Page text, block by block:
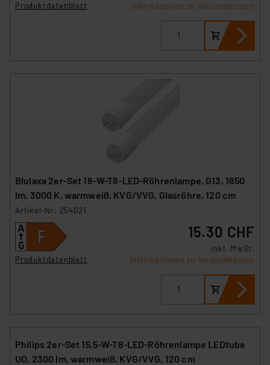
Produktdatenblatt
Informationen zu Versandkosten
Blulaxa 2er-Set 18-W-T8-LED-Röhrenlampe, G13, 1850
lm, 3000 K, warmweiß, KVG/VVG, Glasröhre, 120 cm
Artikel-Nr. 254021
Produktdatenblatt
15.30 CHF
inkl. MwSt.
Informationen zu Versandkosten
Philips 2er-Set 15,5-W-T8-LED-Röhrenlampe LEDtube
UO, 2300 lm, warmweiß, KVG/VVG, 120 cm